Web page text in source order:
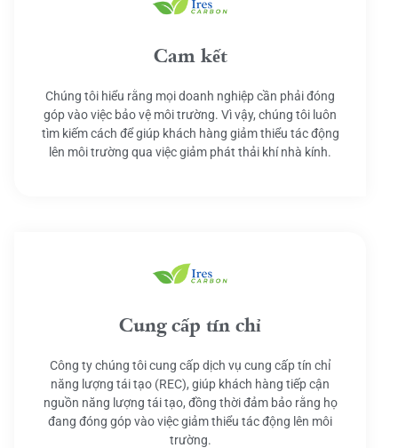
Cam kết
Chúng tôi hiểu rằng mọi doanh nghiệp cần phải đóng
góp vào việc bảo vệ môi trường. Vì vậy, chúng tôi luôn
tìm kiếm cách để giúp khách hàng giảm thiểu tác động
lên môi trường qua việc giảm phát thải khí nhà kính.
Cung cấp tín chỉ
Công ty chúng tôi cung cấp dịch vụ cung cấp tín chỉ
năng lượng tái tạo (REC), giúp khách hàng tiếp cận
nguồn năng lượng tái tạo, đồng thời đảm bảo rằng họ
đang đóng góp vào việc giảm thiểu tác động lên môi
trường.